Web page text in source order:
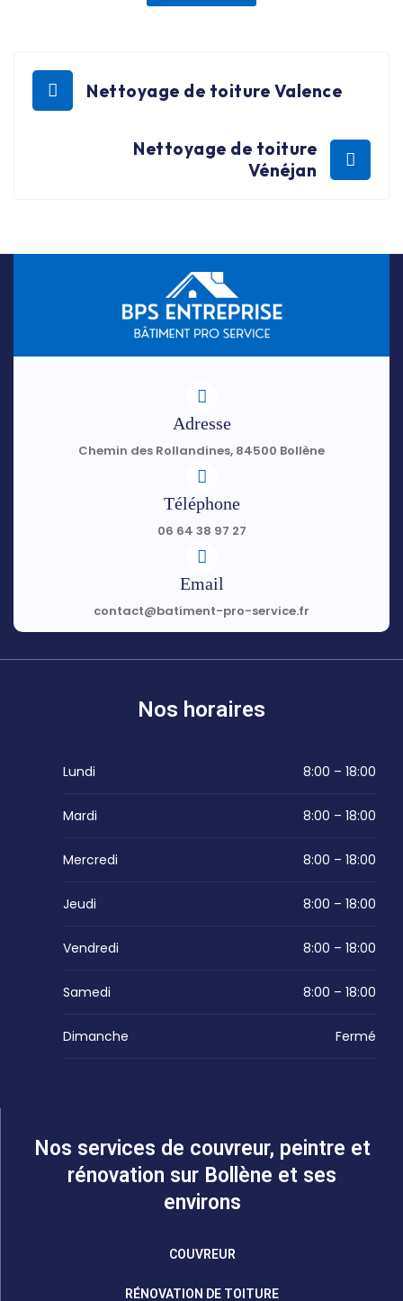
Nettoyage de toiture Valence
Nettoyage de toiture
Vénéjan
Adresse
Chemin des Rollandines, 84500 Bollène
Téléphone
06 64 38 97 27
Email
contact@batiment-pro-service.fr
Nos horaires
Lundi 8:00 – 18:00
Mardi 8:00 – 18:00
Mercredi 8:00 – 18:00
Jeudi 8:00 – 18:00
Vendredi 8:00 – 18:00
Samedi 8:00 – 18:00
Dimanche Fermé
Nos services de couvreur, peintre et
rénovation sur Bollène et ses
environs
COUVREUR
RÉNOVATION DE TOITURE